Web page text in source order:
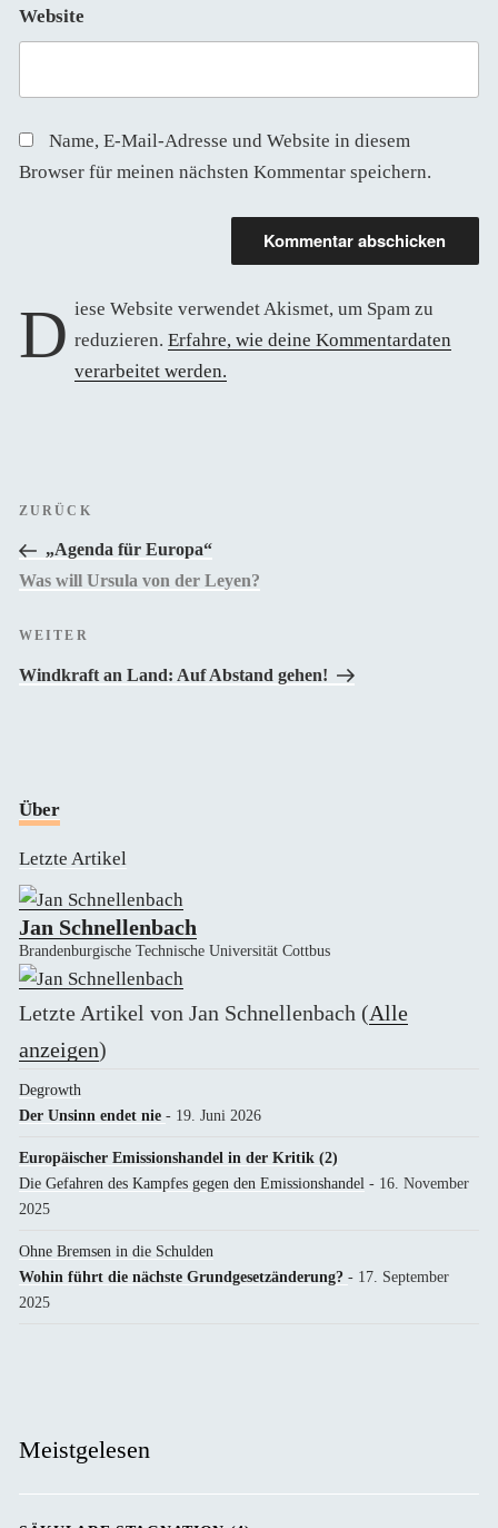
Website
Name, E-Mail-Adresse und Website in diesem
Browser für meinen nächsten Kommentar speichern.
Diese Website verwendet Akismet, um Spam zu reduzieren.Erfahre, wie deine Kommentardaten
verarbeitet werden.
Beitragsnavigation
Vorheriger
Beitrag
ZURÜCK
„Agenda für Europa“
Was will Ursula von der Leyen?
Nächster
Beitrag
WEITER
Windkraft an Land: Auf Abstand gehen!
Über
Letzte Artikel
Jan Schnellenbach
Brandenburgische Technische Universität Cottbus
Letzte Artikel von Jan Schnellenbach (Alle
anzeigen)
Degrowth
Der Unsinn endet nie - 19. Juni 2026
Europäischer Emissionshandel in der Kritik (2)
Die Gefahren des Kampfes gegen den Emissionshandel - 16. November
2025
Ohne Bremsen in die Schulden
Wohin führt die nächste Grundgesetzänderung? - 17. September
2025
Meistgelesen